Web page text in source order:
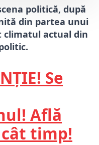
politică, după
din partea unui
climatul actual din
Se
Află
timp!